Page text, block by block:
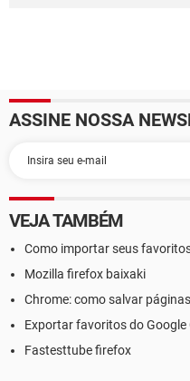
ASSINE NOSSA
VEJA TAMBÉM
Como importar seus
Mozilla firefox baixaki
Chrome: como salvar
Exportar favoritos do Google
Fastesttube firefox